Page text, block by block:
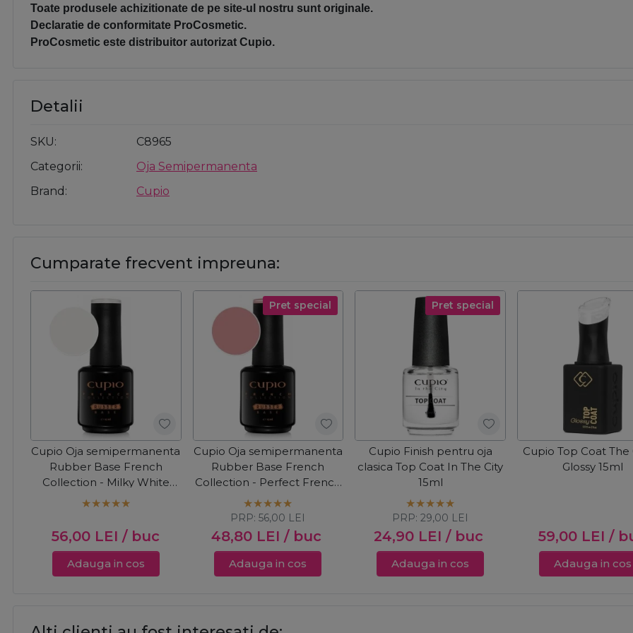
Toate produsele achizitionate de pe site-ul nostru sunt originale.
Declaratie de conformitate ProCosmetic.
ProCosmetic este distribuitor autorizat Cupio.
Detalii
SKU
C8965
Categorii
Oja Semipermanenta
Brand
Cupio
Cumparate frecvent impreuna:
Cupio Oja semipermanenta
Rubber Base French
Collection - Milky White
15ml
56,00 LEI / buc
Adauga in cos
Pret special
Cupio Oja semipermanenta
Rubber Base French
Collection - Perfect French
15ml
48,80 LEI / buc
PRP:56,00 LEI
Adauga in cos
Pret special
Cupio Finish pentru oja
clasica Top Coat In The City
15ml
24,90 LEI / buc
PRP:29,00 LEI
Adauga in cos
Cupio Top Coat The
Glossy 15ml
59,00 LEI /
Adauga in cos